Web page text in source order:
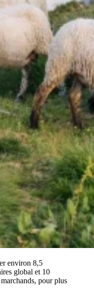
environ 8,5
global et 10
pour plus